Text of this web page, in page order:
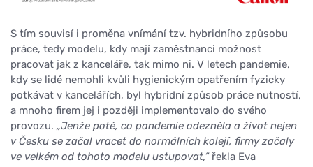
S tím souvisí i proměna vnímání tzv. hybridního způsobu
práce, tedy modelu, kdy mají zaměstnanci možnost
pracovat jak z kanceláře, tak mimo ni. V letech pandemie,
kdy se lidé nemohli kvůli hygienickým opatřením fyzicky
potkávat v kancelářích, byl hybridní způsob práce nutností,
a mnoho firem jej i později implementovalo do svého
provozu. „Jenže poté, co pandemie odezněla a život nejen
v Česku se začal vracet do normálních kolejí, firmy začaly
ve velkém od tohoto modelu ustupovat,“ řekla Eva